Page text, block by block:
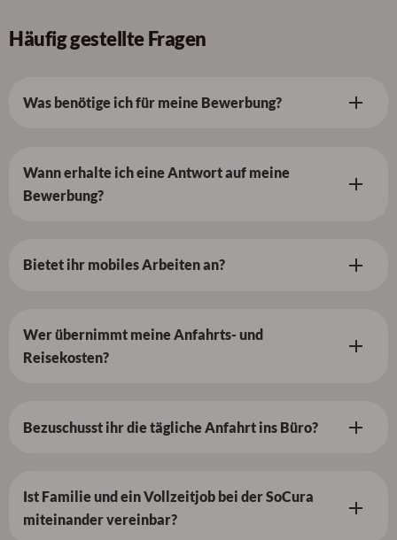
Häufig gestellte Fragen
Was benötige ich für meine Bewerbung?
Wann erhalte ich eine Antwort auf meine
Bewerbung?
Bietet ihr mobiles Arbeiten an?
Wer übernimmt meine Anfahrts- und
Reisekosten?
Bezuschusst ihr die tägliche Anfahrt ins Büro?
Ist Familie und ein Vollzeitjob bei der SoCura
miteinander vereinbar?